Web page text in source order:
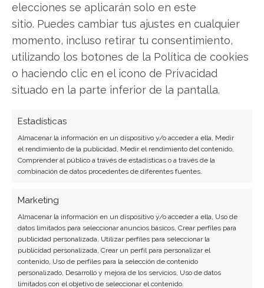
elecciones se aplicarán solo en este
sitio. Puedes cambiar tus ajustes en cualquier
momento, incluso retirar tu consentimiento,
utilizando los botones de la Política de cookies
o haciendo clic en el icono de Privacidad
situado en la parte inferior de la pantalla.
Estadísticas
Almacenar la información en un dispositivo y/o acceder a ella, Medir
el rendimiento de la publicidad, Medir el rendimiento del contenido,
Comprender al público a través de estadísticas o a través de la
combinación de datos procedentes de diferentes fuentes.
Marketing
Almacenar la información en un dispositivo y/o acceder a ella, Uso de
datos limitados para seleccionar anuncios básicos, Crear perfiles para
publicidad personalizada, Utilizar perfiles para seleccionar la
publicidad personalizada, Crear un perfil para personalizar el
contenido, Uso de perfiles para la selección de contenido
personalizado, Desarrollo y mejora de los servicios, Uso de datos
limitados con el objetivo de seleccionar el contenido.
Alibaba: ¿Comprar o vender? El nuevo Análisis
de Alibaba del 1 de agosto tiene la respuesta:
Los últimos resultados de Alibaba son
contundentes: Acción inmediata requerida para
los inversores de Alibaba. ¿Merece la pena
gratuito actual del 1 de agosto descubrirá
exactamente qué hacer.
Alibaba: ¿Comprar o vender?¡Lee más aquí!
Alibaba
Compartir este artículo